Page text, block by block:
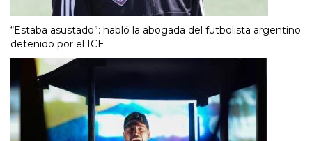
“Estaba asustado”: habló la abogada del futbolista argentino
detenido por el ICE